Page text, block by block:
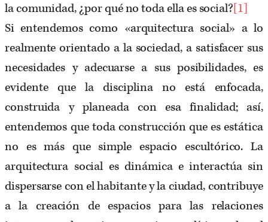
la comunidad, ¿por qué no toda ella es social?[1]
Si entendemos como «arquitectura social» a lo
realmente orientado a la sociedad, a satisfacer sus
necesidades y adecuarse a sus posibilidades, es
evidente que la disciplina no está enfocada,
construida y planeada con esa finalidad; así,
entendemos que toda construcción que es estática
no es más que simple espacio escultórico. La
arquitectura social es dinámica e interactúa sin
dispersarse con el habitante y la ciudad, contribuye
a la creación de espacios para las relaciones